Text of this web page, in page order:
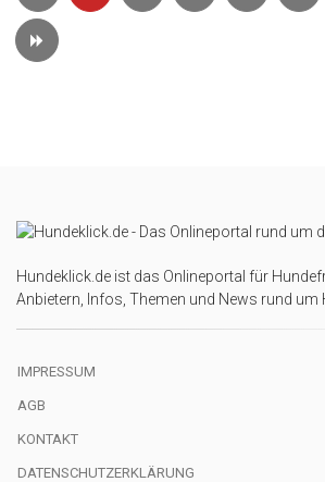
Hundeklick.de ist das Onlineportal für
Anbietern, Infos, Themen und News rund um
IMPRESSUM
AGB
KONTAKT
DATENSCHUTZERKLÄRUNG